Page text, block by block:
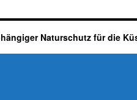
Naturschutz für die